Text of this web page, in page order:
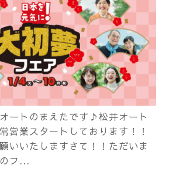
ートのまえたです♪松井オート
営業スタートしております！！
いいたしますさて！！ただいま
フ...